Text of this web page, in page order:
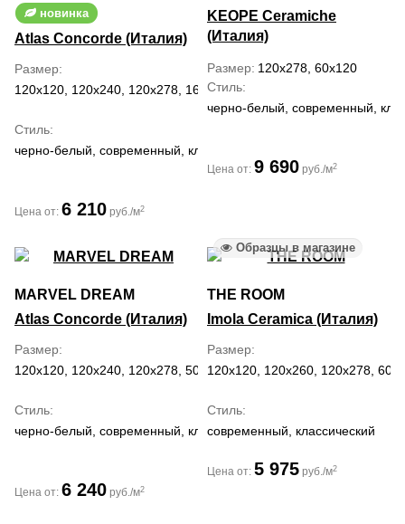
новинка
Atlas Concorde (Италия)
Размер
120x120, 120x240, 120x278, 160x160, 160x320, 30x60, 37.5x75,
Стиль
черно-белый, современный, классический, средиземноморский,
Цена от: 6 210 руб./м2
KEOPE Ceramiche
(Италия)
Размер 120x278, 60x120
Стиль
черно-белый, современный,
Цена от: 9 690 руб./м2
MARVEL DREAM
Atlas Concorde (Италия)
Размер
120x120, 120x240, 120x278, 50x120, 60x120, 60x60, 75x150,
Стиль
черно-белый, современный, классический, модерн
Цена от: 6 240 руб./м2
Образцы в магазине
THE ROOM
Imola Ceramica (Италия)
Размер
120x120, 120x260, 120x278,
Стиль
современный, классический
Цена от: 5 975 руб./м2